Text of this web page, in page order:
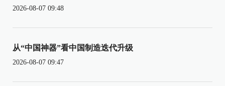
2026-08-07 09:48
从“中国神器”看中国制造迭代升级
2026-08-07 09:47